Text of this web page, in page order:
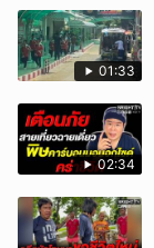
01:33
02:34